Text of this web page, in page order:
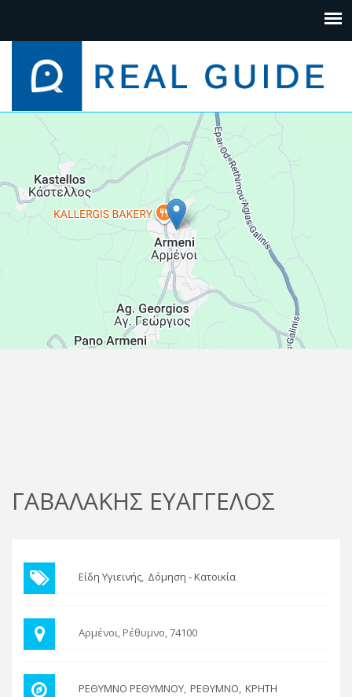
| Map data © Google
ΓΑΒΑΛΑΚΗΣ ΕΥΑΓΓΕΛΟΣ
Είδη Υγιεινής Δόμηση - Κατοικία
Αρμένοι, Ρέθυμνο, 74100
ΡΕΘΥΜΝΟ ΡΕΘΥΜΝΟΥ ΡΕΘΥΜΝΟ ΚΡΗΤΗ